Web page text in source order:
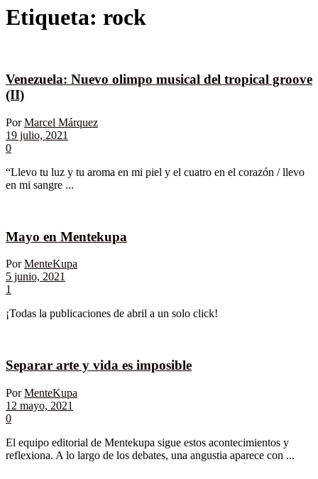
Etiqueta: rock
Venezuela: Nuevo olimpo musical del tropical groove
(II)
Por Marcel Márquez
19 julio, 2021
0
“Llevo tu luz y tu aroma en mi piel y el cuatro en el corazón / llevo
en mi sangre ...
Mayo en Mentekupa
Por MenteKupa
5 junio, 2021
1
¡Todas la publicaciones de abril a un solo click!
Separar arte y vida es imposible
Por MenteKupa
12 mayo, 2021
0
El equipo editorial de Mentekupa sigue estos acontecimientos y
reflexiona. A lo largo de los debates, una angustia aparece con ...